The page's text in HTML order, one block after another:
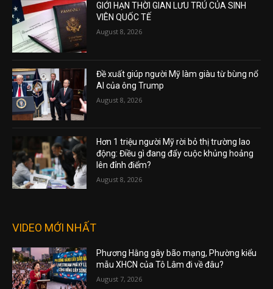
GIỚI HẠN THỜI GIAN LƯU TRÚ CỦA SINH
VIÊN QUỐC TẾ
August 8, 2026
Đề xuất giúp người Mỹ làm giàu từ bùng nổ
AI của ông Trump
August 8, 2026
Hơn 1 triệu người Mỹ rời bỏ thị trường lao
động: Điều gì đang đẩy cuộc khủng hoảng
lên đỉnh điểm?
August 8, 2026
VIDEO MỚI NHẤT
Phương Hằng gây bão mạng, Phường kiểu
mẫu XHCN của Tô Lâm đi về đâu?
August 7, 2026